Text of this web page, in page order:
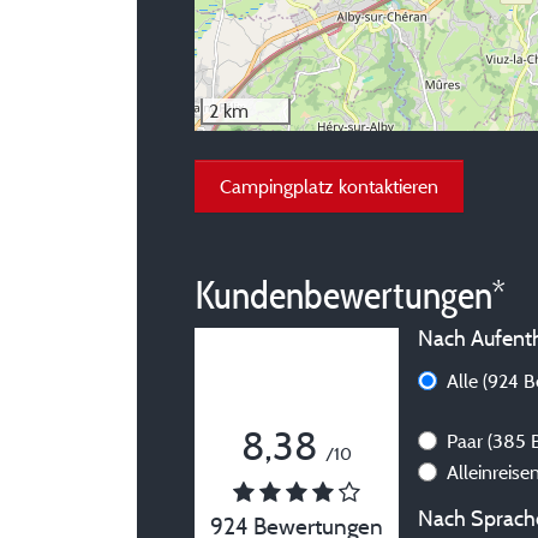
2 km
Campingplatz kontaktieren
Kundenbewertungen*
8,38 /10
924 Bewertungen
Nach
Alle (924
Paar (385
Nach